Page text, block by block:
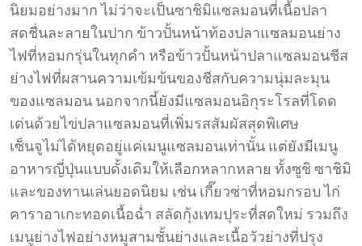
นิยมอย่างมาก ไม่ว่าจะเป็นซาชิมิแซลมอนที่เนื้อปลา
สดชื่นละลายในปาก ข้าวปั้นหน้าท้องปลาแซลมอนย่าง
ไฟที่หอมกรุ่นในทุกคำ หรือข้าวปั้นหน้าปลาแซลมอนชีส
ย่างไฟที่ผสานความเข้มข้นของชีสกับความนุ่มละมุน
ของแซลมอน นอกจากนี้ยังมีแซลมอนอิกุระโรลที่โดด
เด่นด้วยไข่ปลาแซลมอนที่เพิ่มรสสัมผัสสุดพิเศษ
เซ็นจูไม่ได้หยุดอยู่แค่เมนูแซลมอนเท่านั้น แต่ยังมีเมนู
อาหารญี่ปุ่นแบบดั้งเดิมให้เลือกหลากหลาย ทั้งซูชิ ซาชิมิ
และของทานเล่นยอดนิยม เช่น เกี๊ยวซ่าที่หอมกรอบ ไก่
คาราอาเกะทอดเนื้อฉ่ำ สลัดกุ้งเทมปุระที่สดใหม่ รวมถึง
เมนูย่างไฟอย่างหมูสามชั้นย่างและเนื้อวัวย่างที่ปรุง